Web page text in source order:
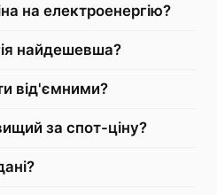
на електроенергію?
найдешевша?
від'ємними?
за спот-ціну?